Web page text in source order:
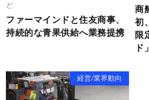
ど
ファーマインドと住友商事、
持続的な青果供給へ業務提携
商
初
限
ド
経営/業界動向